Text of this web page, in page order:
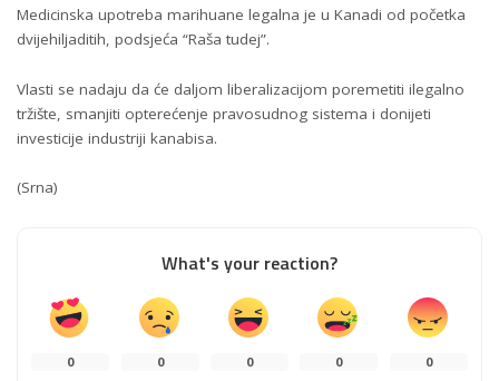
Medicinska upotreba marihuane legalna je u Kanadi od početka
dvijehiljaditih, podsjeća “Raša tudej”.
Vlasti se nadaju da će daljom liberalizacijom poremetiti ilegalno
tržište, smanjiti opterećenje pravosudnog sistema i donijeti
investicije industriji kanabisa.
(Srna)
What's your reaction?
0 0 0 0 0